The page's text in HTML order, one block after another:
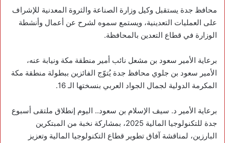
‏محافظ جدة يستقبل وكيل وزارة الصناعة والثروة المعدنية للإشراف
على العمليات التعدينية، ويستمع سموه لشرح عن أعمال وأنشطة
الوزارة في قطاع التعدين بالمحافظة.
‏برعاية الأمير ‎سعود بن مشعل نائب أمير منطقة مكة ونيابة عنه،
الأمير ‎سعود بن جلوي محافظ جدة يُتوّج الفائزين ببطولة منطقة مكة
المكرمة الدولية لجمال الجواد العربي بنسختها الـ 16.
‏برعاية الأمير د. سيف الإسلام بن سعود.. اليوم إنطلاق ملتقى أسبوع
جدة للتكنولوجيا المالية 2025، بمشاركة نخبة من المبتكرين
البارزين، لمناقشة آفاق تطوير قطاع التكنولوجيا المالية وتعزيز